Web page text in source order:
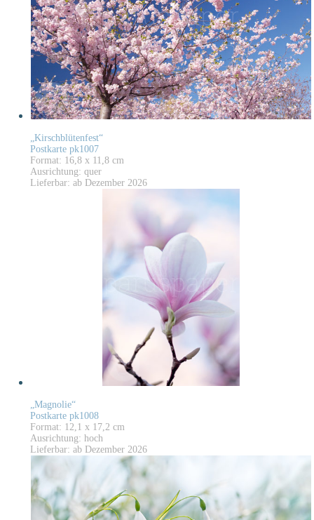
„Kirschblütenfest“
Postkarte pk1007
Format: 16,8 x 11,8 cm
Ausrichtung: quer
Lieferbar: ab Dezember 2026
„Magnolie“
Postkarte pk1008
Format: 12,1 x 17,2 cm
Ausrichtung: hoch
Lieferbar: ab Dezember 2026